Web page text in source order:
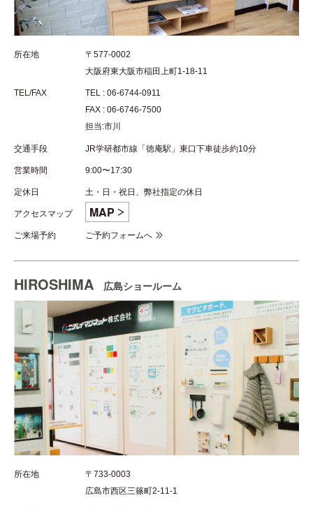
所在地
〒577-0002
大阪府東大阪市稲田上町1-18-11
TEL/FAX
TEL : 06-6744-0911
FAX : 06-6746-7500
担当:市川
交通手段 JR学研都市線「徳庵駅」東口下車徒歩約10分
営業時間 9:00〜17:30
定休日 土・日・祝日、弊社指定の休日
アクセスマップ MAP
ご来場予約 ご予約フォームへ
HIROSHIMA 広島ショールーム
所在地
〒733-0003
広島市西区三篠町2-11-1